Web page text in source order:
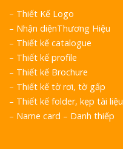
– Thiết Kế Logo
– Nhận diệnThương Hiệu
– Thiết kế catalogue
– Thiết kế profile
– Thiết kế Brochure
– Thiết kế tờ rơi, tờ gấp
– Thiết kế folder, kẹp tài liệu
– Name card – Danh thiếp